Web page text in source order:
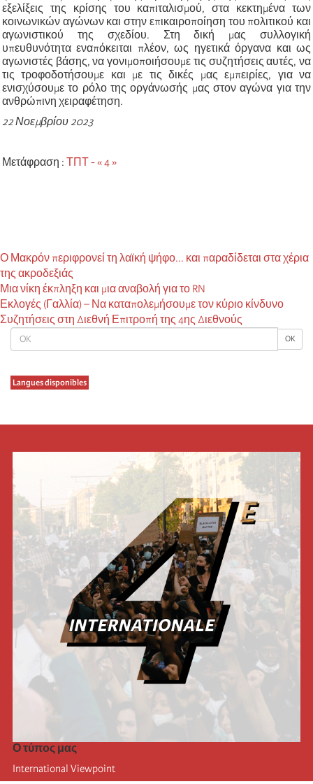
OK OK
Langues disponibles
εξελίξεις της κρίσης του καπιταλισμού, στα κεκτημένα των
κοινωνικών αγώνων και στην επικαιροποίηση του πολιτικού και
αγωνιστικού της σχεδίου. Στη δική μας συλλογική
υπευθυνότητα εναπόκειται πλέον, ως ηγετικά όργανα και ως
αγωνιστές βάσης, να γονιμοποιήσουμε τις συζητήσεις αυτές, να
τις τροφοδοτήσουμε και με τις δικές μας εμπειρίες, για να
ενισχύσουμε το ρόλο της οργάνωσής μας στον αγώνα για την
ανθρώπινη χειραφέτηση.
22 Νοεμβρίου 2023
Μετάφραση : ΤΠΤ - « 4 »
Ο Μακρόν περιφρονεί τη λαϊκή ψήφο... και παραδίδεται στα χέρια
της ακροδεξιάς
Μια νίκη έκπληξη και μια αναβολή για το RN
Εκλογές (Γαλλία) – Να καταπολεμήσουμε τον κύριο κίνδυνο
Συζητήσεις στη Διεθνή Επιτροπή της 4ης Διεθνούς
Ο τύπος μας
International Viewpoint